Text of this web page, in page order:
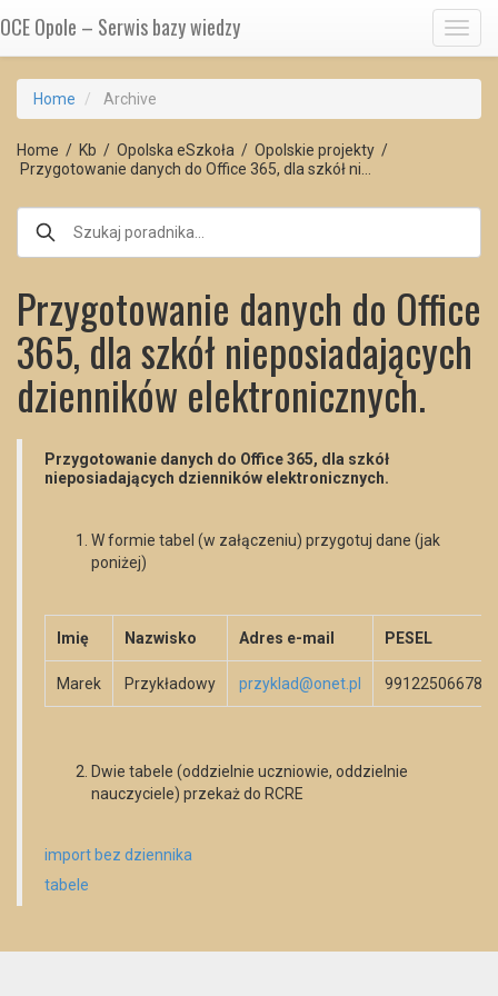
OCE Opole – Serwis bazy wiedzy
Home Archive
Home / Kb / Opolska eSzkoła / Opolskie projekty /
Przygotowanie danych do Office 365, dla szkół ni…
Przygotowanie danych do Office
365, dla szkół nieposiadających
dzienników elektronicznych.
Przygotowanie danych do Office 365, dla szkół
nieposiadających dzienników elektronicznych.
W formie tabel (w załączeniu) przygotuj dane (jak
poniżej)
Imię Nazwisko Adres e-mail PESEL
Marek Przykładowy przyklad@onet.pl 99122506678
Dwie tabele (oddzielnie uczniowie, oddzielnie
nauczyciele) przekaż do RCRE
import bez dziennika
tabele